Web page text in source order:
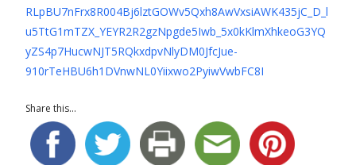
RLpBU7nFrx8R004Bj6lztGOWv5Qxh8AwVxsiAWK435jC_D_l
u5TtG1mTZX_YEYR2R2gzNpgde5Iwb_5x0kKlmXhkeoG3YQ
yZS4p7HucwNJT5RQkxdpvNlyDM0JfcJue-
910rTeHBU6h1DVnwNL0Yiixwo2PyiwVwbFC8I
Share this...